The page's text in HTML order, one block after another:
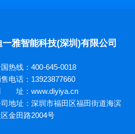
一雅智能科技(深圳)有限公司
热线：400-645-0018
电话：13923877660
址：www.diyiya.cn
地址：深圳市福田区福田街道海滨
金田路2004号